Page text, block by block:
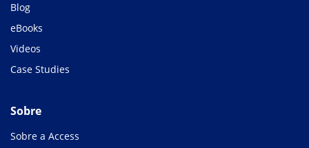
Blog
eBooks
Videos
Case Studies
Sobre
Sobre a Access